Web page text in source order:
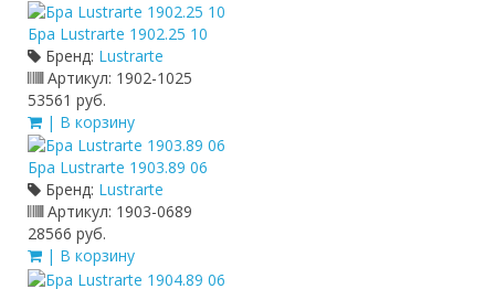
Бра Lustrarte 1902.25 10
Бренд: Lustrarte
Артикул: 1902-1025
53561 руб.
| В корзину
Бра Lustrarte 1903.89 06
Бренд: Lustrarte
Артикул: 1903-0689
28566 руб.
| В корзину